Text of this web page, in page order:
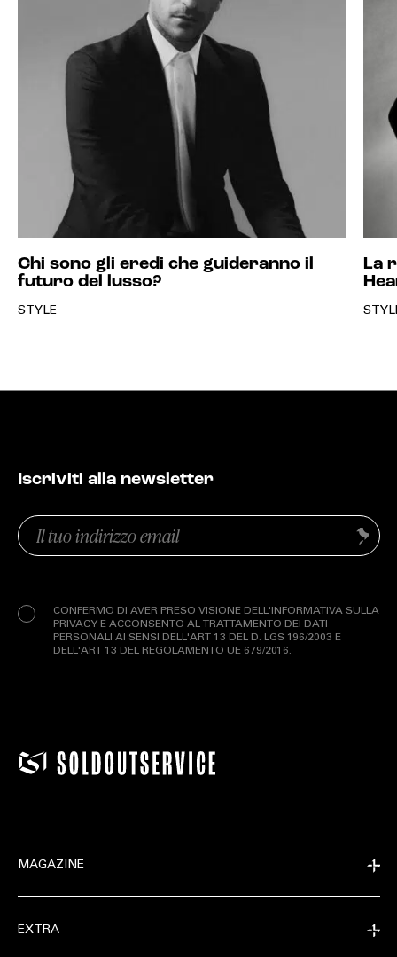
Chi sono gli eredi che guideranno il
futuro del lusso?
STYLE
La
Iscriviti alla newsletter
Email
(Obbligatorio)
CONFERMO DI AVER PRESO VISIONE DELL'INFORMATIVA SULLA
PRIVACY E ACCONSENTO AL TRATTAMENTO DEI DATI
PERSONALI AI SENSI DELL'ART 13 DEL D. LGS 196/2003 E
DELL'ART 13 DEL REGOLAMENTO UE 679/2016.
Invia
MAGAZINE
EXTRA